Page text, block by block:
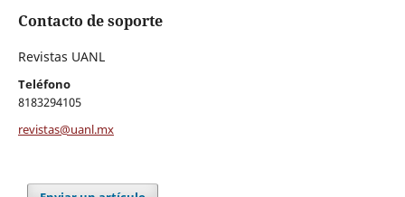
Contacto de soporte
Revistas UANL
Teléfono
8183294105
revistas@uanl.mx